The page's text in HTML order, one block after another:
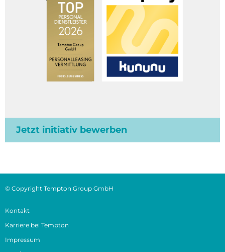
Jetzt initiativ bewerben
© Copyright Tempton Group GmbH
Kontakt
Karriere bei Tempton
Impressum